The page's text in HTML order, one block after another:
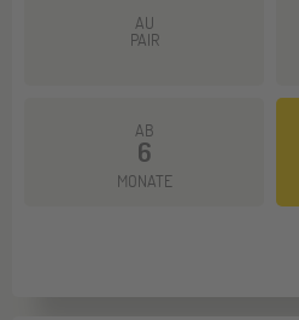
AU
PAIR
AB
6
MONATE